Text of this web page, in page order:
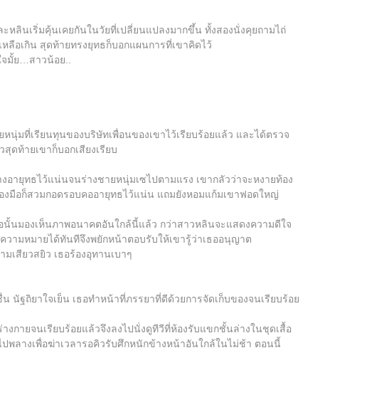
หลินเริ่มคุ้นเคยกันในวัยที่เปลี่ยนแปลงมากขึ้น ทั้งสองนั่งคุยถามไถ่
ลือเกิน สุดท้ายทรงยุทธก็บอกแผนการที่เขาคิดไว้
มั้ย…สาวน้อย..
นุ่มที่เรียนทุนของบริษัทเพื่อนของเขาไว้เรียบร้อยแล้ว และได้ตรวจ
ท้ายเขาก็บอกเสียงเรียบ
ายุทธไว้แน่นจนร่างชายหนุ่มเซไปตามแรง เขากลัวว่าจะหงายท้อง
มือก็สวมกอดรอบคออายุทธไว้แน่น แถมยังหอมแก้มเขาฟอดใหญ่
นั้นมองเห็นภาพอนาคตอันใกล้นี้แล้ว กว่าสาวหลินจะแสดงความดีใจ
วามหมายได้ทันทีจึงพยักหน้าตอบรับให้เขารู้ว่าเธออนุญาต
สียวสยิว เธอร้องอุทานเบาๆ
ฐถิยาใจเย็น เธอทำหน้าที่ภรรยาที่ดีด้วยการจัดเก็บของจนเรียบร้อย
กายจนเรียบร้อยแล้วจึงลงไปนั่งดูทีวีที่ห้องรับแขกชั้นล่างในชุดเสื้อ
พลางเพื่อฆ่าเวลารอคิวรับศึกหนักข้างหน้าอันใกล้ในไม่ช้า ตอนนี้